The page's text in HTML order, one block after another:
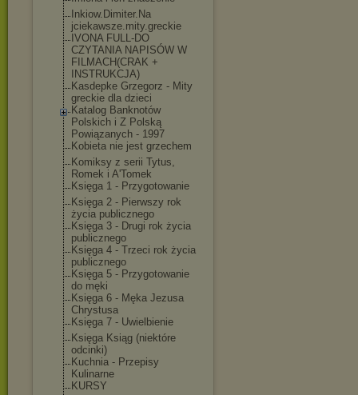
Inkiow.Dimiter.Na
jciekawsze.mity.greckie
IVONA FULL-DO
CZYTANIA NAPISÓW W
FILMACH(CRAK +
INSTRUKCJA)
Kasdepke Grzegorz - Mity
greckie dla dzieci
Katalog Banknotów
Polskich i Z Polską
Powiązanych - 1997
Kobieta nie jest grzechem
Komiksy z serii Tytus,
Romek i A'Tomek
Księga 1 - Przygotowanie
Księga 2 - Pierwszy rok
życia publicznego
Księga 3 - Drugi rok życia
publicznego
Księga 4 - Trzeci rok życia
publicznego
Księga 5 - Przygotowanie
do męki
Księga 6 - Męka Jezusa
Chrystusa
Księga 7 - Uwielbienie
Księga Ksiąg (niektóre
odcinki)
Kuchnia - Przepisy
Kulinarne
KURSY